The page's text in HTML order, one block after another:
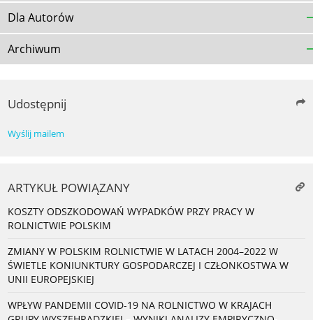
Dla Autorów
Archiwum
Udostępnij
Wyślij mailem
ARTYKUŁ POWIĄZANY
KOSZTY ODSZKODOWAŃ WYPADKÓW PRZY PRACY W
ROLNICTWIE POLSKIM
ZMIANY W POLSKIM ROLNICTWIE W LATACH 2004–2022 W
ŚWIETLE KONIUNKTURY GOSPODARCZEJ I CZŁONKOSTWA W
UNII EUROPEJSKIEJ
WPŁYW PANDEMII COVID-19 NA ROLNICTWO W KRAJACH